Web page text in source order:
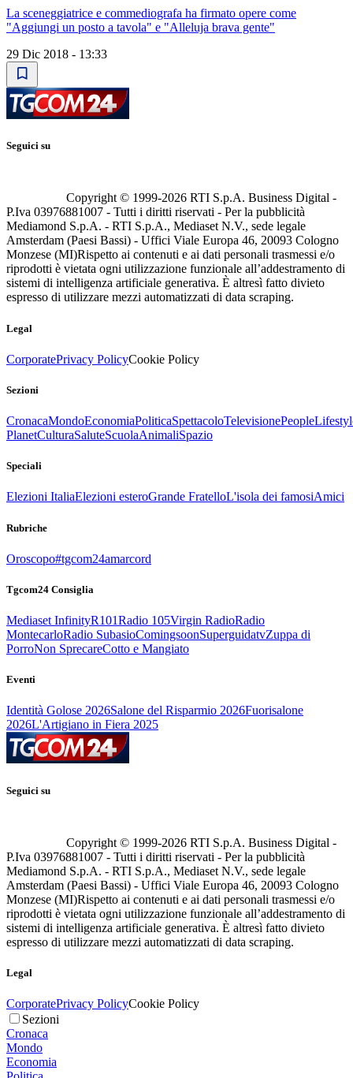
La sceneggiatrice e commediografa ha firmato opere come
"Aggiungi un posto a tavola" e "Alleluja brava gente"
29 Dic 2018 - 13:33
Seguici su
Copyright © 1999-2026 RTI S.p.A. Business Digital -
P.Iva 03976881007 - Tutti i diritti riservati - Per la pubblicità
Mediamond S.p.A. - RTI S.p.A., Mediaset N.V., sede legale
Amsterdam (Paesi Bassi) - Uffici Viale Europa 46, 20093 Cologno
Monzese (MI)Rispetto ai contenuti e ai dati personali trasmessi e/o
riprodotti è vietata ogni utilizzazione funzionale all’addestramento di
sistemi di intelligenza artificiale generativa. È altresì fatto divieto
espresso di utilizzare mezzi automatizzati di data scraping.
Legal
CorporatePrivacy PolicyCookie Policy
Sezioni
CronacaMondoEconomiaPoliticaSpettacoloTelevisionePeople
PlanetCulturaSaluteScuolaAnimaliSpazio
Speciali
Elezioni ItaliaElezioni esteroGrande FratelloL'isola dei famosiAmici
Rubriche
Oroscopo#tgcom24amarcord
Tgcom24 Consiglia
Mediaset InfinityR101Radio 105Virgin RadioRadio
MontecarloRadio SubasioComingsoonSuperguidatvZuppa di
PorroNon SprecareCotto e Mangiato
Eventi
Identità Golose 2026Salone del Risparmio 2026Fuorisalone
2026L'Artigiano in Fiera 2025
Seguici su
Copyright © 1999-2026 RTI S.p.A. Business Digital -
P.Iva 03976881007 - Tutti i diritti riservati - Per la pubblicità
Mediamond S.p.A. - RTI S.p.A., Mediaset N.V., sede legale
Amsterdam (Paesi Bassi) - Uffici Viale Europa 46, 20093 Cologno
Monzese (MI)Rispetto ai contenuti e ai dati personali trasmessi e/o
riprodotti è vietata ogni utilizzazione funzionale all’addestramento di
sistemi di intelligenza artificiale generativa. È altresì fatto divieto
espresso di utilizzare mezzi automatizzati di data scraping.
Legal
CorporatePrivacy PolicyCookie Policy
Sezioni
Cronaca
Mondo
Economia